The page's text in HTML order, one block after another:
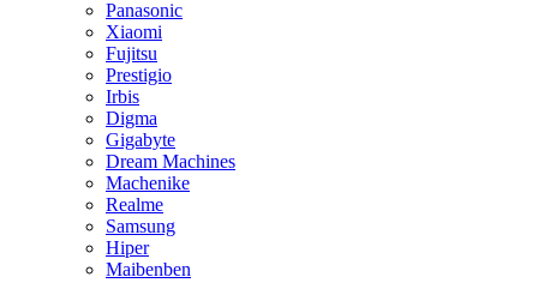
Panasonic
Xiaomi
Fujitsu
Prestigio
Irbis
Digma
Gigabyte
Dream Machines
Machenike
Realme
Samsung
Hiper
Maibenben